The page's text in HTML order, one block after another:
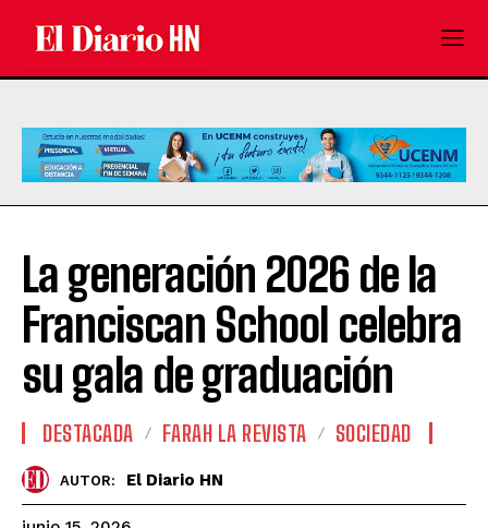
La generación 2026 de la
Franciscan School celebra
su gala de graduación
DESTACADA FARAH LA REVISTA SOCIEDAD
AUTOR: El Diario HN